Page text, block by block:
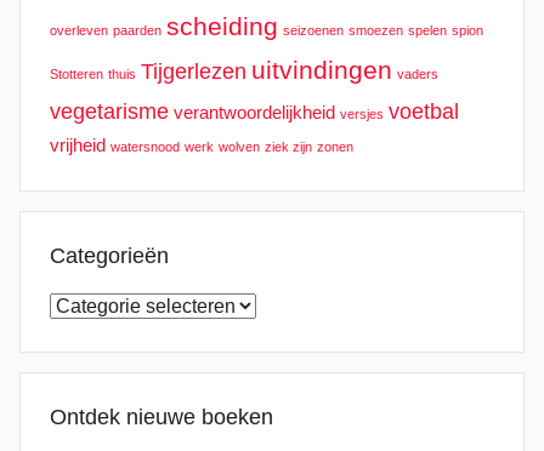
overleven paarden scheiding seizoenen smoezen spelen spion
Stotteren thuis Tijgerlezen uitvindingen vaders
vegetarisme verantwoordelijkheid versjes voetbal
vrijheid watersnood werk wolven ziek zijn zonen
Categorieën
Categorieën
Ontdek nieuwe boeken